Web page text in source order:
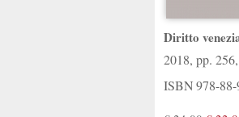
Diritto
2018, pp.
ISBN978-